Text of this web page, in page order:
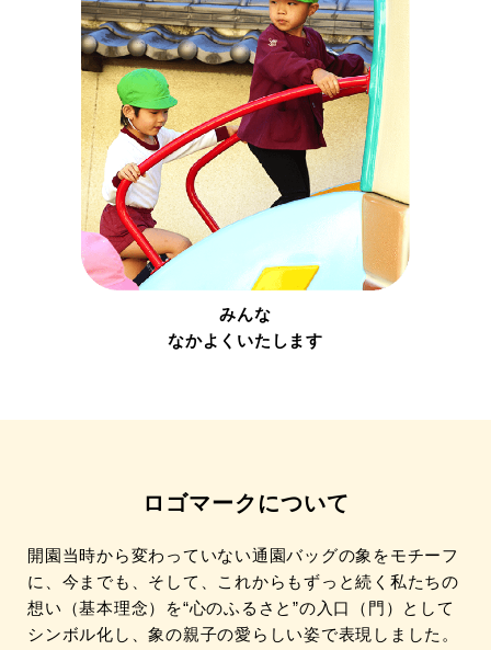
みんな
なかよくいたします
ロゴマークについて
開園当時から変わっていない通園バッグの象をモチーフ
に、今までも、そして、これからもずっと続く私たちの
想い（基本理念）を“心のふるさと”の入口（門）として
シンボル化し、象の親子の愛らしい姿で表現しました。